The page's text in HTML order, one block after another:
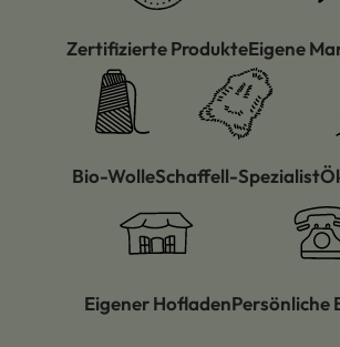
Zertifizierte ProdukteEigene
Bio-WolleSchaffell-Spezialist
Eigener HofladenPersönliche